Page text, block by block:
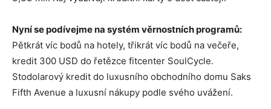
Nyní se podívejme na systém věrnostních programů:
Pětkrát víc bodů na hotely, třikrát víc bodů na večeře,
kredit 300 USD do řetězce fitcenter SoulCycle.
Stodolarový kredit do luxusního obchodního domu Saks
Fifth Avenue a luxusní nákupy podle svého uvážení.